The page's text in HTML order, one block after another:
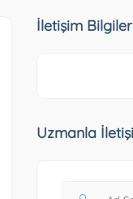
İletişim
Uzmanla